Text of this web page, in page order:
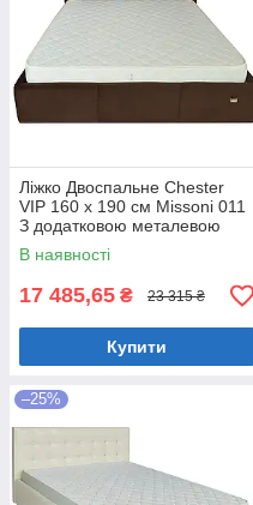
Ліжко Двоспальне Chester
VIP 160 х 190 см Missoni 011
З додатковою металевою
цільнозварною рамою
Темно-коричневий
В наявності
17 485,65 ₴ 23 315 ₴
Купити
–25%